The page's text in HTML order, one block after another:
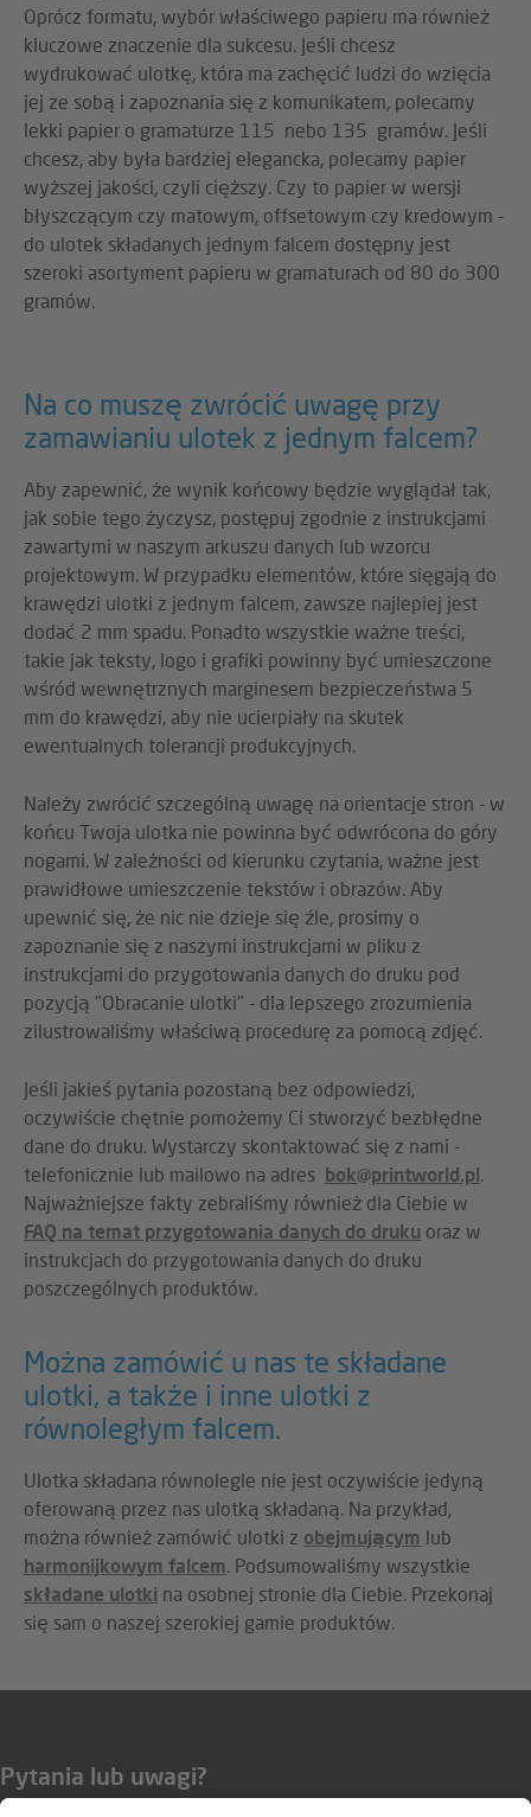
Oprócz formatu, wybór właściwego papieru ma również
kluczowe znaczenie dla sukcesu. Jeśli chcesz
wydrukować ulotkę, która ma zachęcić ludzi do wzięcia
jej ze sobą i zapoznania się z komunikatem, polecamy
lekki papier o gramaturze 115 nebo 135 gramów. Jeśli
chcesz, aby była bardziej elegancka, polecamy papier
wyższej jakości, czyli cięższy. Czy to papier w wersji
błyszczącym czy matowym, offsetowym czy kredowym -
do ulotek składanych jednym falcem dostępny jest
szeroki asortyment papieru w gramaturach od 80 do 300
gramów.
Na co muszę zwrócić uwagę przy
zamawianiu ulotek z jednym falcem?
Aby zapewnić, że wynik końcowy będzie wyglądał tak,
jak sobie tego życzysz, postępuj zgodnie z instrukcjami
zawartymi w naszym arkuszu danych lub wzorcu
projektowym. W przypadku elementów, które sięgają do
krawędzi ulotki z jednym falcem, zawsze najlepiej jest
dodać 2 mm spadu. Ponadto wszystkie ważne treści,
takie jak teksty, logo i grafiki powinny być umieszczone
wśród wewnętrznych marginesem bezpieczeństwa 5
mm do krawędzi, aby nie ucierpiały na skutek
ewentualnych tolerancji produkcyjnych.
Należy zwrócić szczególną uwagę na orientacje stron - w
końcu Twoja ulotka nie powinna być odwrócona do góry
nogami. W zależności od kierunku czytania, ważne jest
prawidłowe umieszczenie tekstów i obrazów. Aby
upewnić się, że nic nie dzieje się źle, prosimy o
zapoznanie się z naszymi instrukcjami w pliku z
instrukcjami do przygotowania danych do druku pod
pozycją "Obracanie ulotki" - dla lepszego zrozumienia
zilustrowaliśmy właściwą procedurę za pomocą zdjęć.
Jeśli jakieś pytania pozostaną bez odpowiedzi,
oczywiście chętnie pomożemy Ci stworzyć bezbłędne
dane do druku. Wystarczy skontaktować się z nami -
telefonicznie lub mailowo na adres bok@printworld.pl
Najważniejsze fakty zebraliśmy również dla Ciebie w
FAQ na temat przygotowania danych do druku oraz w
instrukcjach do przygotowania danych do druku
poszczególnych produktów.
Można zamówić u nas te składane
ulotki, a także i inne ulotki z
równoległym falcem.
Ulotka składana równolegle nie jest oczywiście jedyną
oferowaną przez nas ulotką składaną. Na przykład,
można również zamówić ulotki z obejmującym lub
harmonijkowym falcem . Podsumowaliśmy wszystkie
składane ulotki na osobnej stronie dla Ciebie. Przekonaj
się sam o naszej szerokiej gamie produktów.
Pytania lub uwagi?